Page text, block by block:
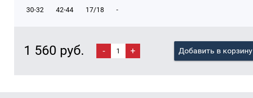
30-32
42-44 17/18 -
1 560 руб. - + Добавить в корзину